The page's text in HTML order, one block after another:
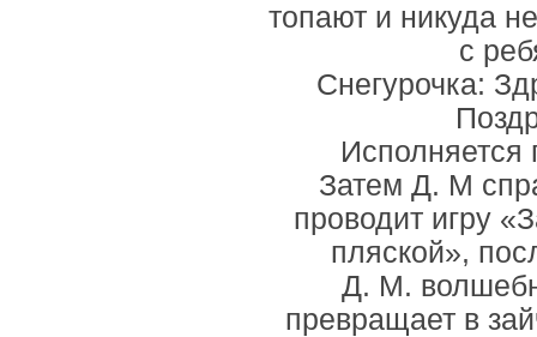
топают и никуда
с
Снегурочка:
Затем Д. М
проводит игру
пляской»,
Д. М.
превращает в